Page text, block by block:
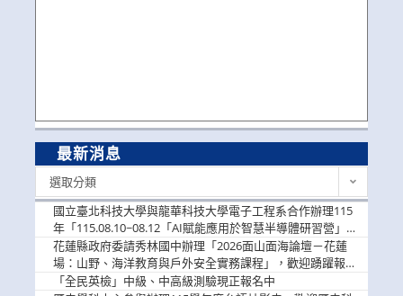
最新消息
選取分類
國立臺北科技大學與龍華科技大學電子工程系合作辦理115
年「115.08.10~08.12「AI賦能應用於智慧半導體研習營」，
歡迎學生踴躍報名參加
花蓮縣政府委請秀林國中辦理「2026面山面海論壇－花蓮
場：山野、海洋教育與戶外安全實務課程」，歡迎踴躍報名
參加
「全民英檢」中級、中高級測驗現正報名中